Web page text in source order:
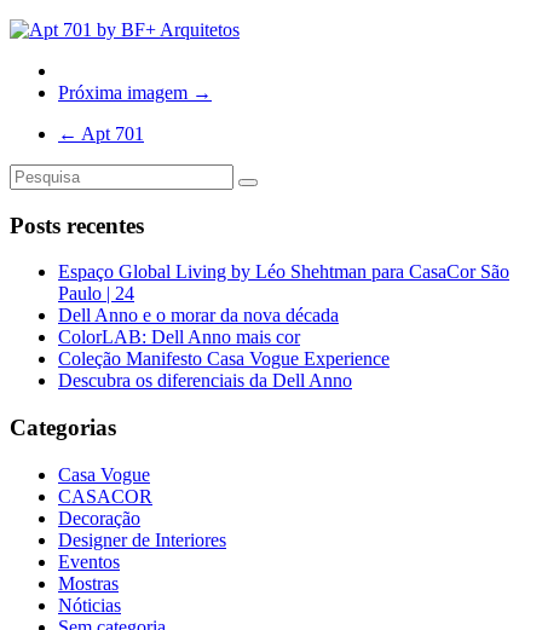
Próxima imagem →
← Apt 701
Posts recentes
Espaço Global Living by Léo Shehtman para CasaCor São
Paulo | 24
Dell Anno e o morar da nova década
ColorLAB: Dell Anno mais cor
Coleção Manifesto Casa Vogue Experience
Descubra os diferenciais da Dell Anno
Categorias
Casa Vogue
CASACOR
Decoração
Designer de Interiores
Eventos
Mostras
Nóticias